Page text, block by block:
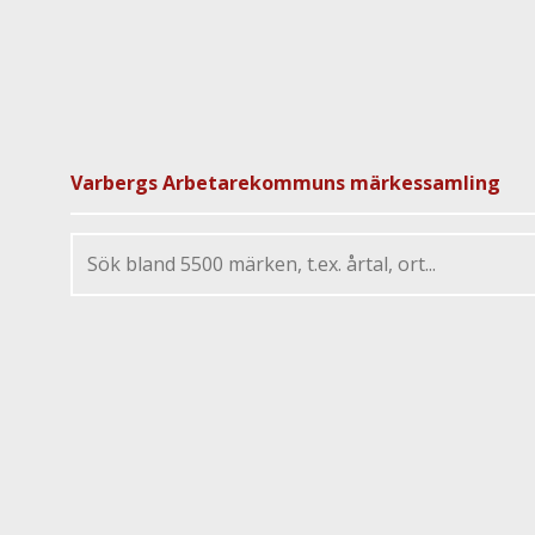
Varbergs Arbetarekommuns märkessamling